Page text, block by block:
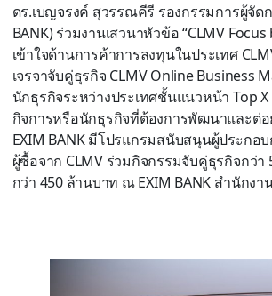
ดร.เบญจรงค์ สุวรรณคีรี รองกรรมการผู้จัด
BANK) ร่วมงานเสวนาหัวข้อ “CLMV
เข้าใจด้านการค้าการลงทุนในประเทศ
เจรจาจับคู่ธุรกิจ CLMV Online
นักธุรกิจระหว่างประเทศชั้นแนวหน้า Top
กิจการหรือนักธุรกิจที่ต้องการพัฒนาและต่
EXIM BANK มีโปรแกรมสนับสนุนผู้ประกอ
ผู้ซื้อจาก CLMV ร่วมกิจกรรมจับคู่ธุรกิจกว่
กว่า 450 ล้านบาท ณ EXIM BANK สำนักงา